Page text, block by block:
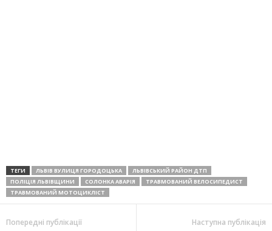
ТЕГИ ЛЬВІВ ВУЛИЦЯ ГОРОДОЦЬКА
ЛЬВІВСЬКИЙ РАЙОН ДТП
ПОЛІЦІЯ ЛЬВІВЩИНИ
СОЛОНКА АВАРІЯ
ТРАВМОВАНИЙ ВЕЛОСИПЕДИСТ
ТРАВМОВАНИЙ МОТОЦИКЛІСТ
Попередні публікації Наступна публікація